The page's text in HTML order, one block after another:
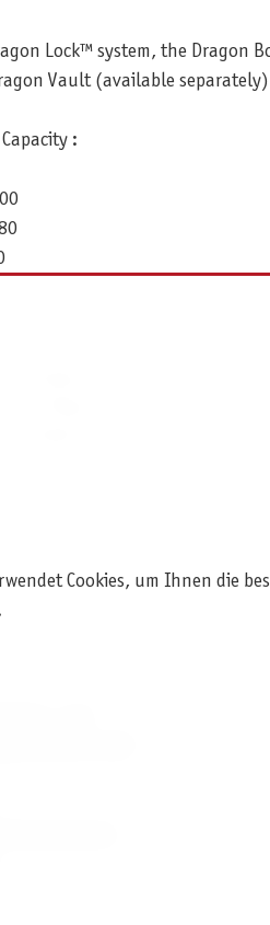
Lock™ system, the Dragon
Vault (available
:
Cookies, um Ihnen die